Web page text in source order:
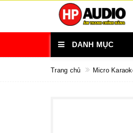
DANH MỤC
Trang chủ Micro